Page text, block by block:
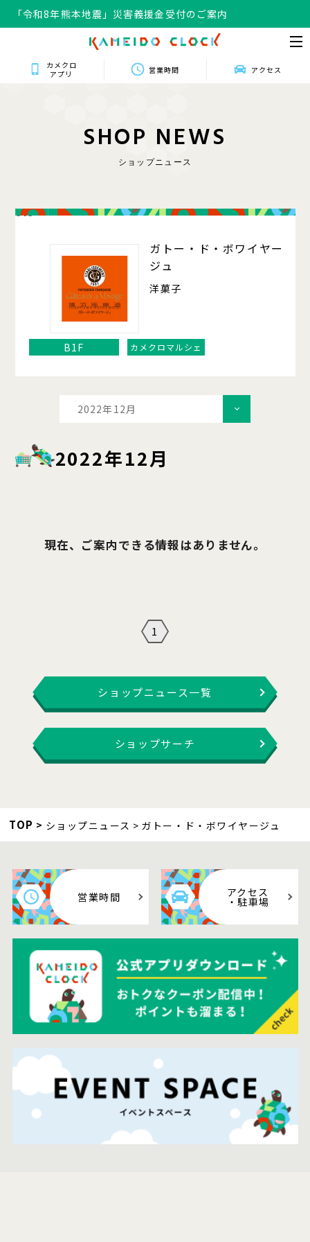
「令和8年熊本地震」災害義援金受付のご案内
カメクロ
アプリ
営業時間 アクセス
SHOP NEWS
ショップニュース
016
ガトー・ド・ボワイヤー
ジュ
洋菓子
B1F カメクロマルシェ
2022年12月
2022年12月
現在、ご案内できる情報はありません。
1
ショップニュース一覧
ショップサーチ
TOP ショップニュース ガトー・ド・ボワイヤージュ
営業時間 アクセス
・駐車場